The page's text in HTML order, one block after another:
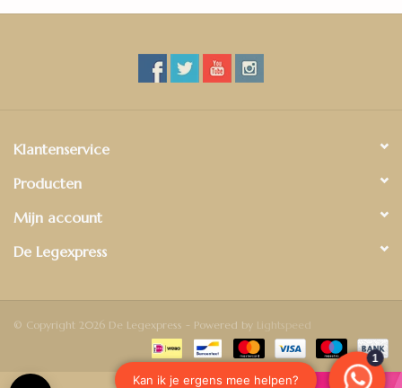
Klantenservice
Producten
Mijn account
De Legexpress
© Copyright 2026 De Legexpress - Powered by Lightspeed